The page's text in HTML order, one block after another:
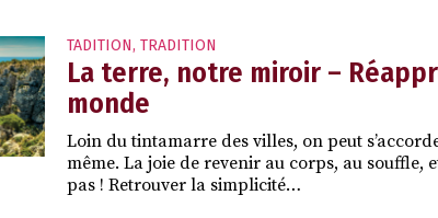
TADITION, TRADITION
La terre, notre miroir –
monde
Loin du tintamarre des villes, on peut
même. La joie de revenir au corps, au souffle,
pas ! Retrouver la simplicité…